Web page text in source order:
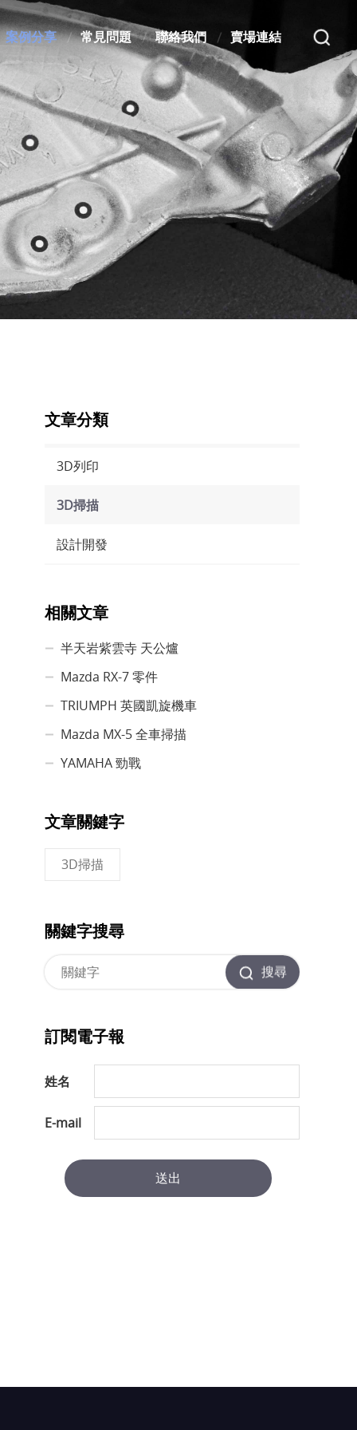
案例分享 常見問題 聯絡我們 賣場連結
文章分類
3D列印
3D掃描
設計開發
相關文章
半天岩紫雲寺 天公爐
Mazda RX-7 零件
TRIUMPH 英國凱旋機車
Mazda MX-5 全車掃描
YAMAHA 勁戰
文章關鍵字
3D掃描
關鍵字搜尋
搜尋
訂閱電子報
姓名
E-mail
送出